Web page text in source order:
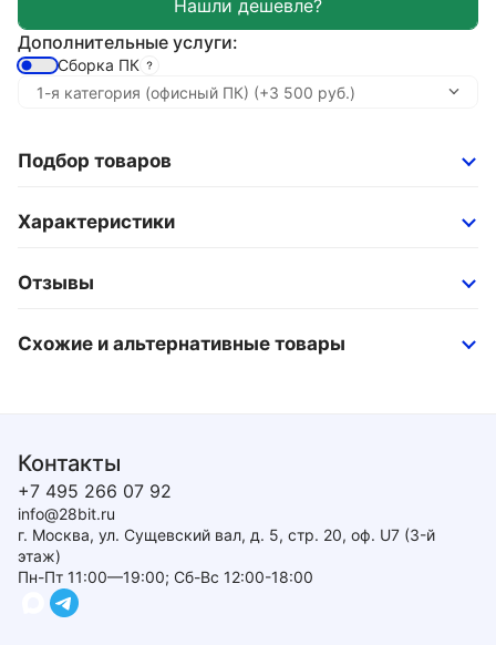
Дополнительные услуги:
Сборка ПК
Подбор товаров
Характеристики
Отзывы
Схожие и альтернативные товары
Контакты
+7 495 266 07 92
info@28bit.ru
г. Москва, ул. Сущевский вал, д. 5, стр. 20, оф. U7 (3-й
этаж)
Пн-Пт 11:00—19:00; Сб-Вс 12:00-18:00